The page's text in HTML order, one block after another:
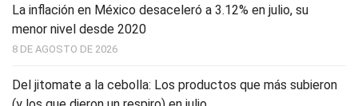
La inflación en México desaceleró a 3.12% en julio, su
menor nivel desde 2020
8 DE AGOSTO DE 2026
Del jitomate a la cebolla: Los productos que más subieron